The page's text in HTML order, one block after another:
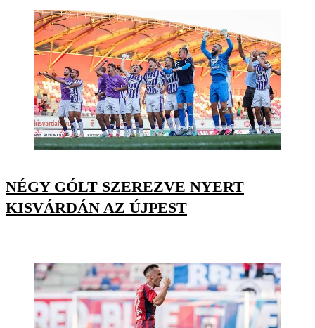
NÉGY GÓLT SZEREZVE NYERT
KISVÁRDÁN AZ ÚJPEST